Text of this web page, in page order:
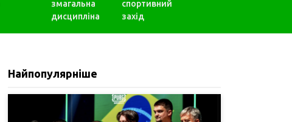
змагальна
дисципліна
спортивний
захід
Найпопулярніше